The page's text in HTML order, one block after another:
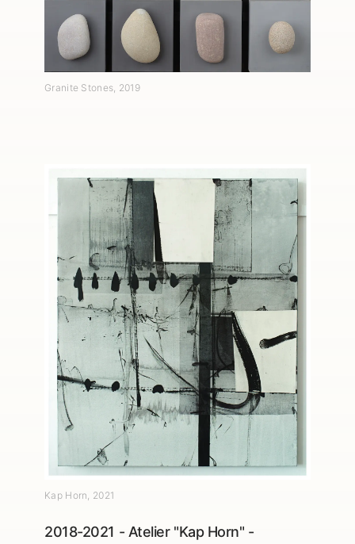
Granite Stones, 2019
Kap Horn, 2021
2018-2021 - Atelier "Kap Horn" -